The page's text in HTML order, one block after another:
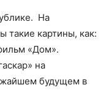
На
такие картины, как:
«Дом».
на
будущем в